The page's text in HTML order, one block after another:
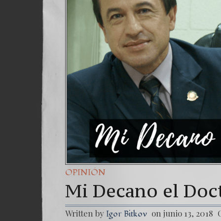
OPINIÓN
Mi Decano el
Written by Igor Bitkov on junio 13, 2018